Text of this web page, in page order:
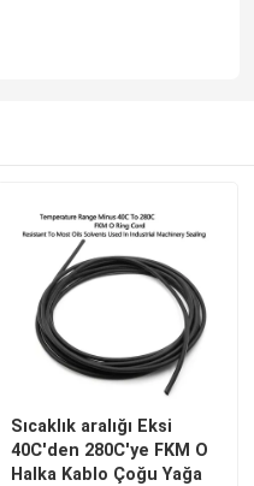
Sıcaklık aralığı Eksi
40C'den 280C'ye FKM O
Halka Kablo Çoğu Yağa